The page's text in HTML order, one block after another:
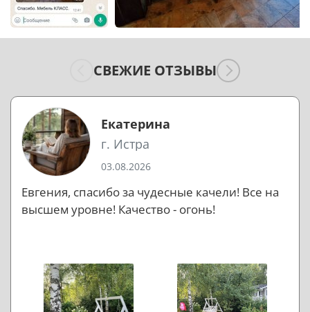
СВЕЖИЕ ОТЗЫВЫ
Екатерина
г. Истра
03.08.2026
Евгения, спасибо за чудесные качели! Все на
высшем уровне! Качество - огонь!